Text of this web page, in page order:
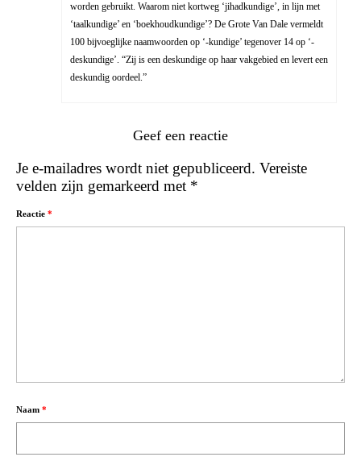
worden gebruikt. Waarom niet kortweg ‘jihadkundige’, in lijn met
‘taalkundige’ en ‘boekhoudkundige’? De Grote Van Dale vermeldt
100 bijvoeglijke naamwoorden op ‘-kundige’ tegenover 14 op ‘-
deskundige’. “Zij is een deskundige op haar vakgebied en levert een
deskundig oordeel.”
Geef een reactie
Je e-mailadres wordt niet gepubliceerd. Vereiste
velden zijn gemarkeerd met *
Reactie *
Naam *